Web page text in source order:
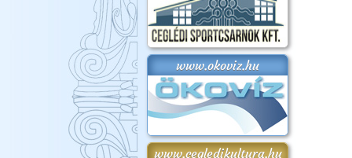
www.okoviz.hu
www.cegledikultura.hu